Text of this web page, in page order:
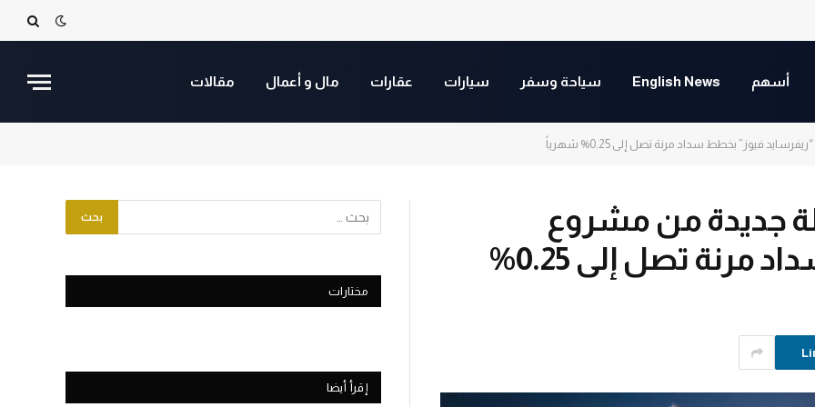
أسهم English News سياحة وسفر سيارات عقارات مال و أعمال مقالات
فيوز” بخطط سداد مرنة تصل إلى 0.25% شهرياً
جديدة من مشروع
“ريفرسايد فيوز” بخطط سداد مرنة تصل إلى 0.25%
مختارات
إقرأ أيضا